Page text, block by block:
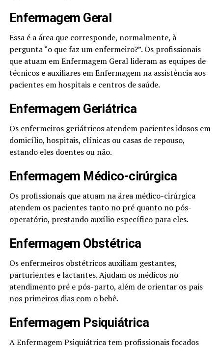
Enfermagem Geral
Essa é a área que corresponde, normalmente, à
pergunta “o que faz um enfermeiro?”. Os profissionais
que atuam em Enfermagem Geral lideram as equipes de
técnicos e auxiliares em Enfermagem na assistência aos
pacientes em hospitais e centros de saúde.
Enfermagem Geriátrica
Os enfermeiros geriátricos atendem pacientes idosos em
domicílio, hospitais, clínicas ou casas de repouso,
estando eles doentes ou não.
Enfermagem Médico-cirúrgica
Os profissionais que atuam na área médico-cirúrgica
atendem os pacientes tanto no pré quanto no pós-
operatório, prestando auxílio específico para eles.
Enfermagem Obstétrica
Os enfermeiros obstétricos auxiliam gestantes,
parturientes e lactantes. Ajudam os médicos no
atendimento pré e pós-parto, além de orientar os pais
nos primeiros dias com o bebê.
Enfermagem Psiquiátrica
A Enfermagem Psiquiátrica tem profissionais focados